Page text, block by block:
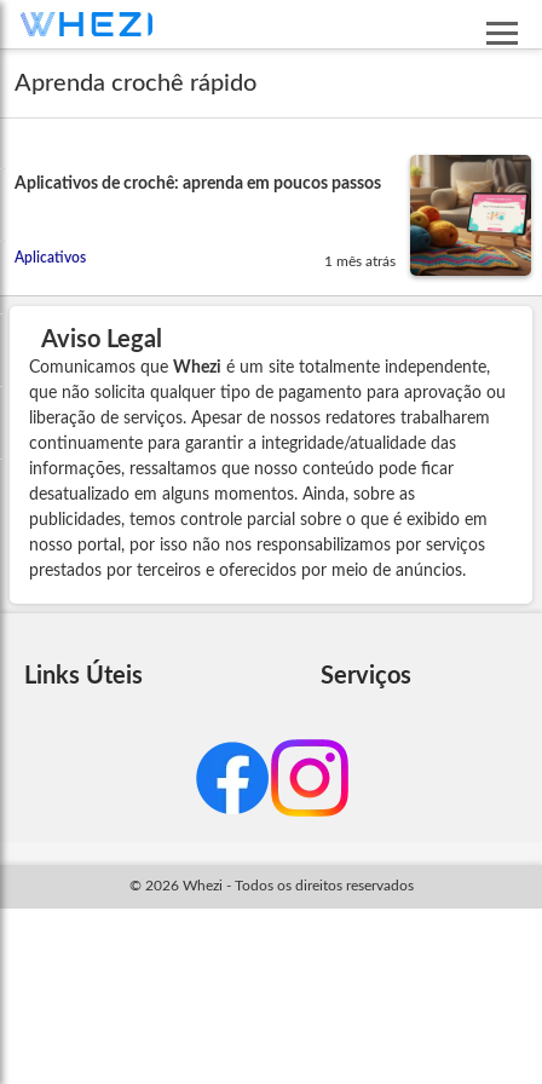
Aprenda crochê rápido
Aplicativos de crochê: aprenda em poucos passos
Aplicativos 1 mês atrás
Aviso Legal
Comunicamos que Whezi é um site totalmente independente,
que não solicita qualquer tipo de pagamento para aprovação ou
liberação de serviços. Apesar de nossos redatores trabalharem
continuamente para garantir a integridade/atualidade das
informações, ressaltamos que nosso conteúdo pode ficar
desatualizado em alguns momentos. Ainda, sobre as
publicidades, temos controle parcial sobre o que é exibido em
nosso portal, por isso não nos responsabilizamos por serviços
prestados por terceiros e oferecidos por meio de anúncios.
Links Úteis Serviços
© 2026 Whezi - Todos os direitos reservados